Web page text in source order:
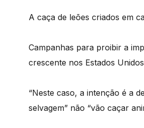
A caça de leões criados em
Campanhas para proibir a
crescente nos Estados
“Neste caso, a intenção é a
selvagem” não “vão caçar